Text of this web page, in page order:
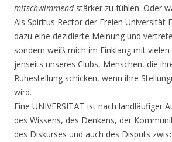
mitschwimmendstärker zu fühlen. Oder
Als Spiritus Rector der Freien Universität
dazu eine dezidierte Meinung und
sondern weiß mich im Einklang mit
jenseits unseres Clubs, Menschen, die
Ruhestellung schicken, wenn ihre
wird.
Eine UNIVERSITÄT ist nach landläufiger
des Wissens, des Denkens, der
des Diskurses und auch des Disputs